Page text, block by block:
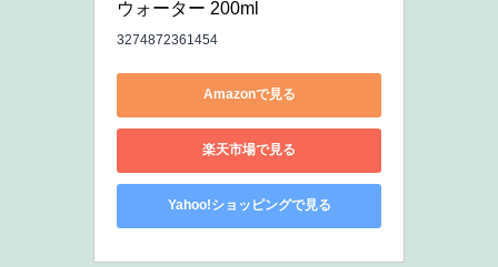
ウォーター 200ml
3274872361454
Amazonで見る
楽天市場で見る
Yahoo!ショッピングで見る